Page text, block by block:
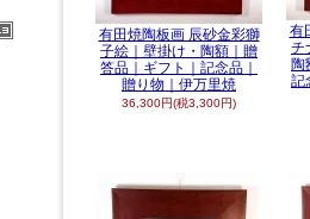
有田焼陶板画 辰砂金彩獅
子絵｜壁掛け・陶額｜贈
答品｜ギフト｜記念品｜
贈り物｜伊万里焼
36,300円(税3,300円)
有
チ
陶
記